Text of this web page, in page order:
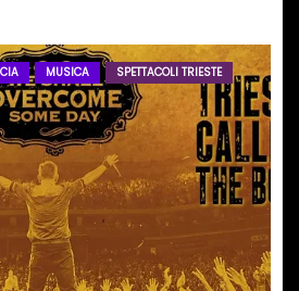
MUSICA SPETTACOLI TRIESTE